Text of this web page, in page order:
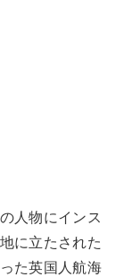
人物にインス
に立たされた
た英国人航海